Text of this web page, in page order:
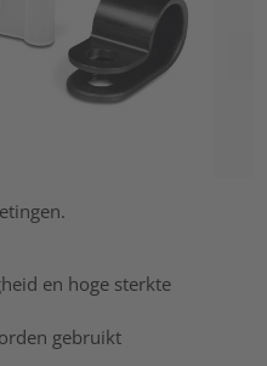
en hoge sterkte
gebruikt